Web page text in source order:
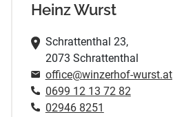
Heinz Wurst
Schrattenthal 23,
2073 Schrattenthal
office@winzerhof-wurst.at
0699 12 13 72 82
02946 8251